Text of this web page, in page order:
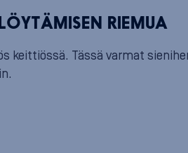
RIEMUA
keittiössä. Tässä varmat